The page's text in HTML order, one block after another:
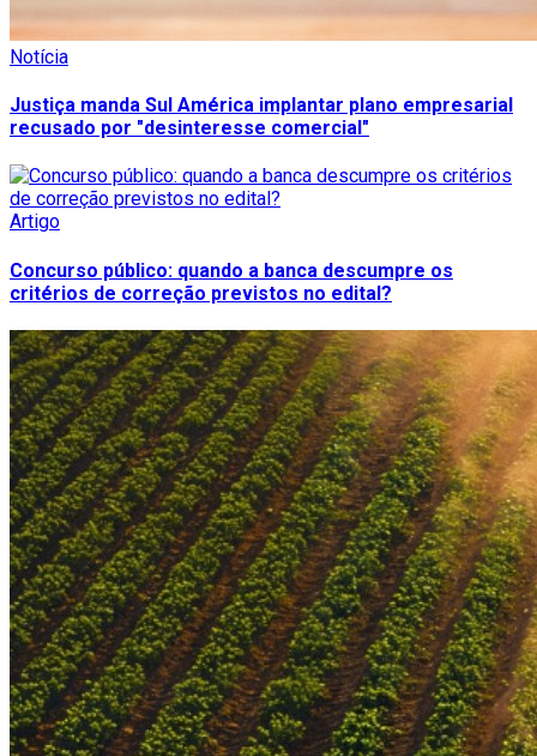
Notícia
Justiça manda Sul América implantar plano empresarial
recusado por "desinteresse comercial"
Artigo
Concurso público: quando a banca descumpre os
critérios de correção previstos no edital?